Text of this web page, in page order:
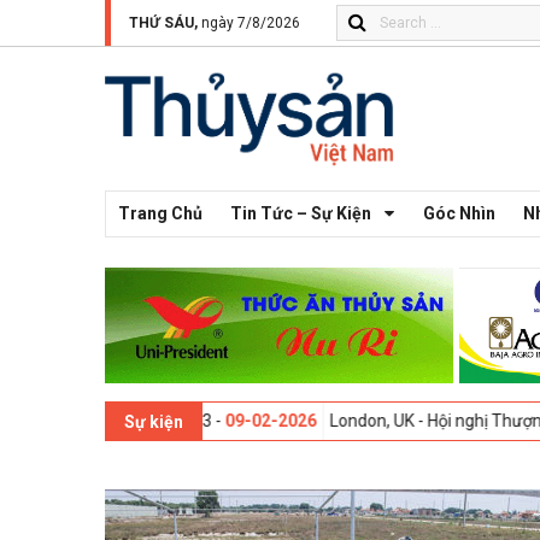
THỨ SÁU, ngày 7/8/2026
Trang Chủ Tin Tức – Sự Kiện Góc Nhìn
Sự kiện
giới lần thứ 13 - 09-02-2026 London, UK - Hội nghị Thượng đỉnh